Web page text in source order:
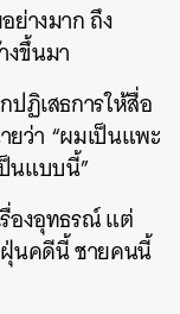
ย่างมาก ถึง
งขึ้นมา
ฏิเสธการให้สื่อ
ว่า “ผมเป็นแพะ
นแบบนี้”
องอุทธรณ์ แต่
นคดีนี้ ชายคนนี้